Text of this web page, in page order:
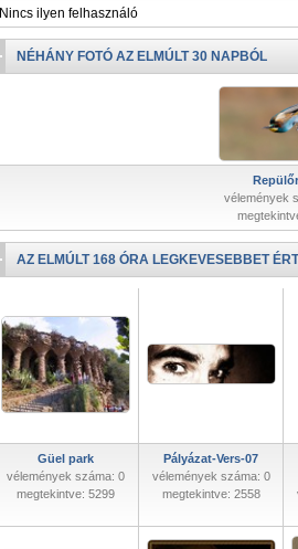
Nincs ilyen felhasználó
NÉHÁNY FOTÓ AZ ELMÚLT 30 NAPBÓL
vélemények
AZ ELMÚLT 168 ÓRA LEGKEVESEBBET
Güel park
vélemények száma: 0
megtekintve: 5299
Pályázat-Vers-07
vélemények száma: 0
megtekintve: 2558